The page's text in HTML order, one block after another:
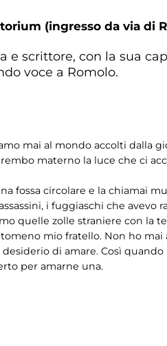
(ingresso da via di
e scrittore, con la sua
voce a Romolo.
mai al mondo accolti dalla
materno la luce che ci
fossa circolare e la chiamai
i fuggiaschi che avevo
quelle zolle straniere con la
mio fratello. Non ho
di amare. Così
per amarne una.